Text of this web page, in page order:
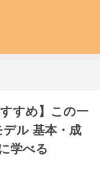
すめ】この一
ル 基本・成
学べる